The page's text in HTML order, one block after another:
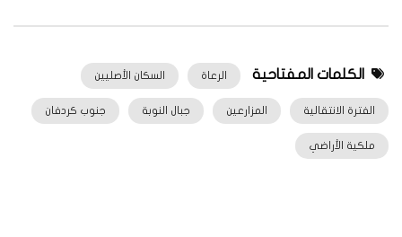
الكلمات المفتاحية الرعاة السكان الأصليين
الفترة الانتقالية المزارعين جبال النوبة جنوب كردفان
ملكية الأراضي